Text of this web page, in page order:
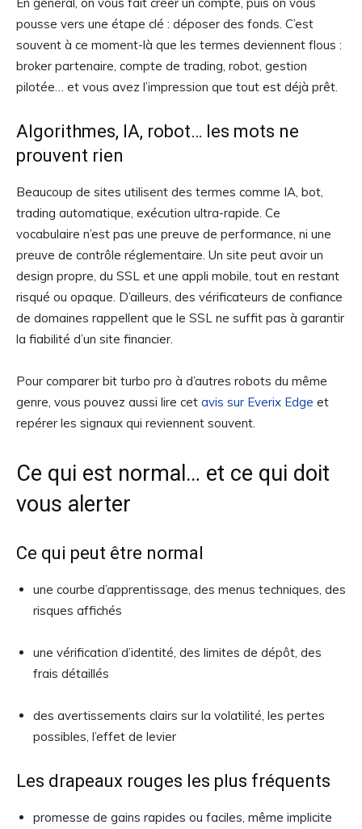
pousse vers une étape clé : déposer des fonds. C’est
souvent à ce moment-là que les termes deviennent flous :
broker partenaire, compte de trading, robot, gestion
pilotée… et vous avez l’impression que tout est déjà prêt.
Algorithmes, IA, robot… les mots ne
prouvent rien
Beaucoup de sites utilisent des termes comme IA, bot,
trading automatique, exécution ultra-rapide. Ce
vocabulaire n’est pas une preuve de performance, ni une
preuve de contrôle réglementaire. Un site peut avoir un
design propre, du SSL et une appli mobile, tout en restant
risqué ou opaque. D’ailleurs, des vérificateurs de confiance
de domaines rappellent que le SSL ne suffit pas à garantir
la fiabilité d’un site financier.
Pour comparer bit turbo pro à d’autres robots du même
genre, vous pouvez aussi lire cet avis sur Everix Edge et
repérer les signaux qui reviennent souvent.
Ce qui est normal… et ce qui doit
vous alerter
Ce qui peut être normal
une courbe d’apprentissage, des menus techniques, des
risques affichés
une vérification d’identité, des limites de dépôt, des
frais détaillés
des avertissements clairs sur la volatilité, les pertes
possibles, l’effet de levier
Les drapeaux rouges les plus fréquents
promesse de gains rapides ou faciles, même implicite